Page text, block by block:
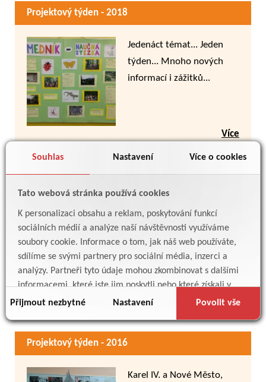
Souhlas Nastavení Více o cookies
Tato webová stránka používá cookies
K personalizaci obsahu a reklam, poskytování funkcí
sociálních médií a analýze naší návštěvnosti využíváme
soubory cookie. Informace o tom, jak náš web používáte,
sdílíme se svými partnery pro sociální média, inzerci a
analýzy. Partneři tyto údaje mohou zkombinovat s dalšími
informacemi, které jste jim poskytli nebo které získali v
důsledku toho, že používáte jejich služby.
Přijmout nezbytné Nastavení Povolit vše
Projektový týden - 2018
Jedenáct témat... Jeden
týden... Mnoho nových
informací i zážitků...
Více
Projektový týden - 2017
Výtvarný projekt I a II,
Pražské přívozy, České
muzeum hudby, Hry v
přírodě, sestavení
sborníku her pro ŠvP, Voda
anglické rodině, Podél
třetího tisíciletí, Pražské
Více
Projektový týden - 2016
Karel IV. a Nové Město,